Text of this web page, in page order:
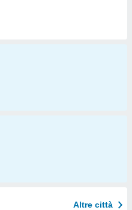
Altre città